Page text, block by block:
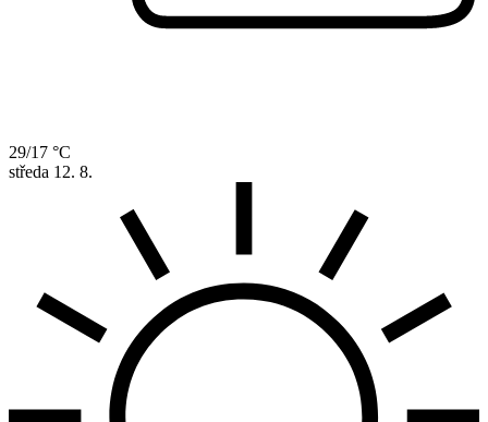
29/17 °C
středa 12. 8.